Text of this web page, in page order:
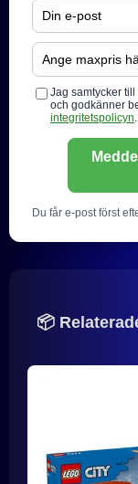
Jag samtycker
och godkänner
integritetspolicyn.
Du får e-post först
📦